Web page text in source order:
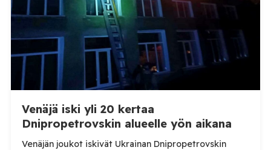
Venäjä iski yli 20 kertaa
Dnipropetrovskin alueelle yön aikana
Venäjän joukot iskivät Ukrainan Dnipropetrovskin